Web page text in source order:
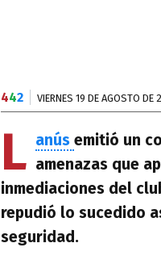
442 VIERNES 19 DE AGOSTO DE
L anús emitió un
amenazas que
inmediaciones del
repudió lo sucedido
seguridad.